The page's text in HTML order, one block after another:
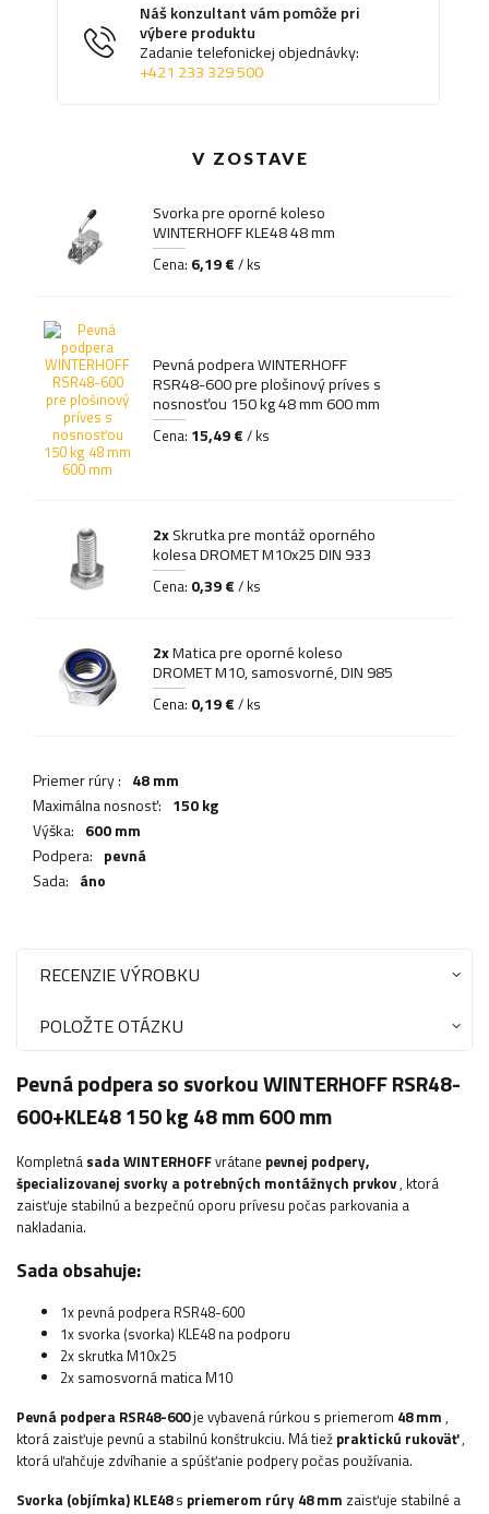
Náš konzultant vám pomôže pri
výbere produktu
Zadanie telefonickej objednávky:
+421 233 329 500
V ZOSTAVE
Svorka pre oporné koleso
WINTERHOFF KLE48 48 mm
Cena: 6,19 € / ks
Pevná podpera WINTERHOFF
RSR48-600 pre plošinový príves s
nosnosťou 150 kg 48 mm 600 mm
Cena: 15,49 € / ks
2xSkrutka pre montáž oporného
kolesa DROMET M10x25 DIN 933
Cena: 0,39 € / ks
2xMatica pre oporné koleso
DROMET M10, samosvorné, DIN 985
Cena: 0,19 € / ks
Priemer rúry : 48 mm
Maximálna nosnosť: 150 kg
Výška: 600 mm
Podpera: pevná
Sada: áno
RECENZIE VÝROBKU
POLOŽTE OTÁZKU
Pevná podpera so svorkou WINTERHOFF RSR48-
600+KLE48 150 kg 48 mm 600 mm
Kompletná sadaWINTERHOFFvrátane pevnej podpery,
špecializovanej svorky a potrebných montážnych prvkov, ktorá
zaisťuje stabilnú a bezpečnú oporu prívesu počas parkovania a
nakladania.
Sada obsahuje:
1x pevná podpera RSR48-600
1x svorka (svorka) KLE48 na podporu
2x skrutka M10x25
2x samosvorná matica M10
Pevná podpera RSR48-600je vybavená rúrkou s priemerom 48 mm ,
ktorá zaisťuje pevnú a stabilnú konštrukciu. Má tiež praktickú rukoväť,
ktorá uľahčuje zdvíhanie a spúšťanie podpery počas používania.
Svorka (objímka) KLE48s priemerom rúry 48 mm zaisťuje stabilné a